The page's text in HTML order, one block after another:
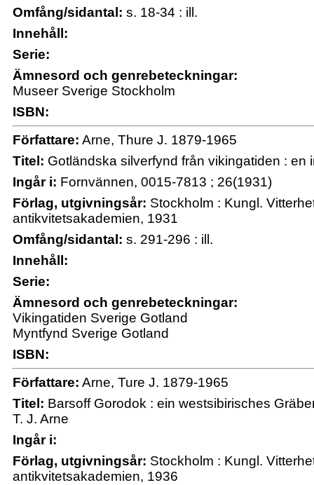
Omfång/sidantal: s. 18-34 : ill.
Innehåll:
Serie:
Ämnesord och genrebeteckningar:
Museer Sverige Stockholm
ISBN:
Författare: Arne, Thure J. 1879-1965
Titel: Gotländska silverfynd från vikingatiden : en
Ingår i: Fornvännen, 0015-7813 ; 26(1931)
Förlag, utgivningsår: Stockholm : Kungl.
antikvitetsakademien, 1931
Omfång/sidantal: s. 291-296 : ill.
Innehåll:
Serie:
Ämnesord och genrebeteckningar:
Vikingatiden Sverige Gotland
Myntfynd Sverige Gotland
ISBN:
Författare: Arne, Ture J. 1879-1965
Titel: Barsoff Gorodok : ein westsibirisches
T. J. Arne
Ingår i:
Förlag, utgivningsår: Stockholm : Kungl.
antikvitetsakademien, 1936